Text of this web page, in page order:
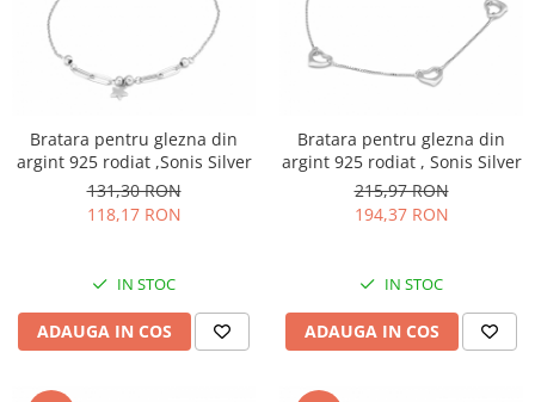
Bratara pentru glezna din
argint 925 rodiat ,Sonis Silver
131,30 RON
118,17 RON
IN STOC
ADAUGA IN COS
Bratara pentru glezna din
argint 925 rodiat , Sonis Silver
215,97 RON
194,37 RON
IN STOC
ADAUGA IN COS